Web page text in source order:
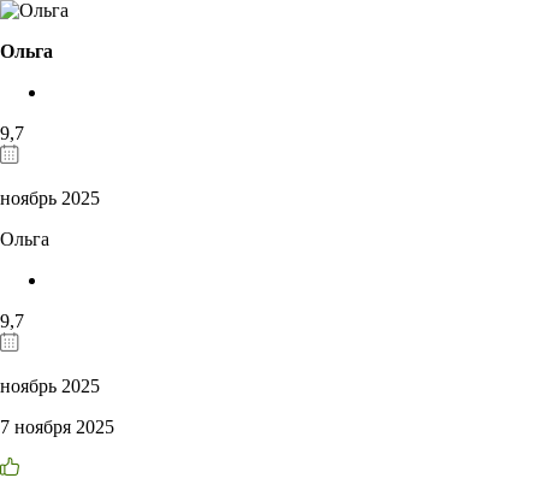
Ольга
9,7
ноябрь 2025
Ольга
9,7
ноябрь 2025
7 ноября 2025